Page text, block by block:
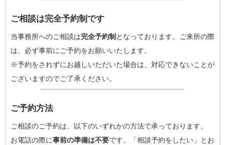
ご相談は完全予約制です
当事務所へのご相談は完全予約制 となっております。ご来所の際
は、必ず事前にご予約をお願いいたします。
※予約をされずにお越しいただいた場合は、対応できないことが
ございますのでご了承ください。
ご予約方法
ご相談のご予約は、以下のいずれかの方法で承っております。
お電話の際に事前の準備は不要です。「相談予約をしたい」とお